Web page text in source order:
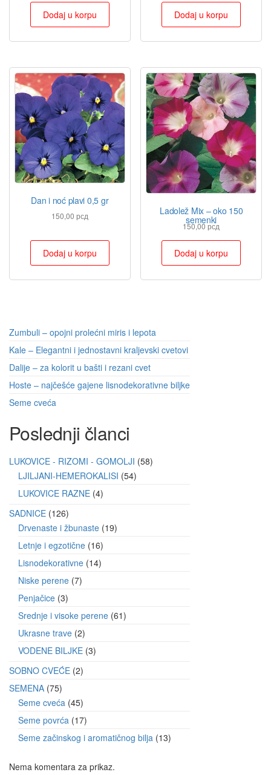
Dodaj u korpu Dodaj u korpu
Dan i noć plavi 0,5 gr
150,00 рсд
Dodaj u korpu
Ladolež Mix – oko 150
semenki
150,00рсд
Dodaj u korpu
Zumbuli – opojni prolećni miris i lepota
Kale – Elegantni i jednostavni kraljevski cvetovi
Dalije – za kolorit u bašti i rezani cvet
Hoste – najčešće gajene lisnodekorativne biljke
Seme cveća
Poslednji članci
LUKOVICE - RIZOMI - GOMOLJI 58
LJILJANI-HEMEROKALISI 54
LUKOVICE RAZNE 4
SADNICE 126
Drvenaste i žbunaste 19
Letnje i egzotične 16
Lisnodekorativne 14
Niske perene 7
Penjačice 3
Srednje i visoke perene 61
Ukrasne trave 2
VODENE BILJKE 3
SOBNO CVEĆE 2
SEMENA 75
Seme cveća 45
Seme povrća 17
Seme začinskog i aromatičnog bilja 13
Nema komentara za prikaz.